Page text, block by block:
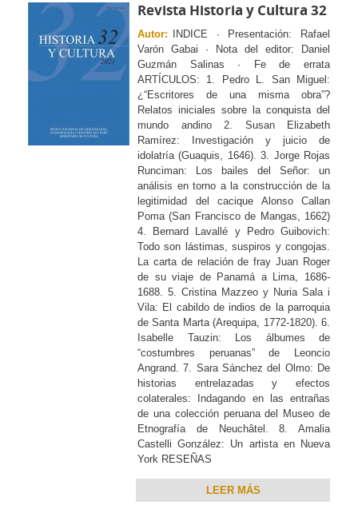
Revista Historia y Cultura 32
Autor:
INDICE · Presentación: Rafael
Varón Gabai · Nota del editor: Daniel
Guzmán Salinas · Fe de errata
ARTÍCULOS: 1. Pedro L. San Miguel:
¿“Escritores de una misma obra”?
Relatos iniciales sobre la conquista del
mundo andino 2. Susan Elizabeth
Ramírez: Investigación y juicio de
idolatría (Guaquis, 1646). 3. Jorge Rojas
Runciman: Los bailes del Señor: un
análisis en torno a la construcción de la
legitimidad del cacique Alonso Callan
Poma (San Francisco de Mangas, 1662)
4. Bernard Lavallé y Pedro Guibovich:
Todo son lástimas, suspiros y congojas.
La carta de relación de fray Juan Roger
de su viaje de Panamá a Lima, 1686-
1688. 5. Cristina Mazzeo y Nuria Sala i
Vila: El cabildo de indios de la parroquia
de Santa Marta (Arequipa, 1772-1820). 6.
Isabelle Tauzin: Los álbumes de
“costumbres peruanas” de Leoncio
Angrand. 7. Sara Sánchez del Olmo: De
historias entrelazadas y efectos
colaterales: Indagando en las entrañas
de una colección peruana del Museo de
Etnografía de Neuchâtel. 8. Amalia
Castelli González: Un artista en Nueva
York RESEÑAS​
LEER MÁS